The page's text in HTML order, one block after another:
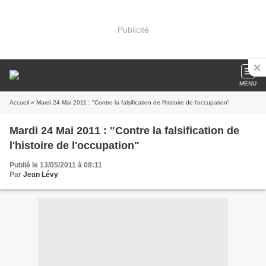
Publicité
MENU
Accueil » Mardi 24 Mai 2011 : "Contre la falsification de l'histoire de l'occupation"
Mardi 24 Mai 2011 : "Contre la falsification de
l'histoire de l'occupation"
Publié le 13/05/2011 à 08:11
Par Jean Lévy